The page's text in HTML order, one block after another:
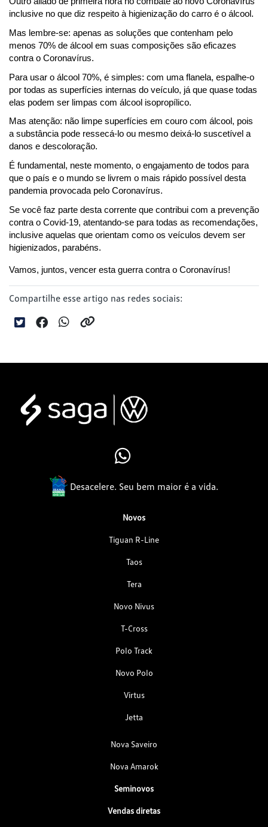
inclusive no que diz respeito à higienização do carro é o álcool.
Mas lembre-se: apenas as soluções que contenham pelo
menos 70% de álcool em suas composições são eficazes
contra o Coronavírus.
Para usar o álcool 70%, é simples: com uma flanela, espalhe-o
por todas as superfícies internas do veículo, já que quase todas
elas podem ser limpas com álcool isopropílico.
Mas atenção: não limpe superfícies em couro com álcool, pois
a substância pode ressecá-lo ou mesmo deixá-lo suscetível a
danos e descoloração.
É fundamental, neste momento, o engajamento de todos para
que o país e o mundo se livrem o mais rápido possível desta
pandemia provocada pelo Coronavírus.
Se você faz parte desta corrente que contribui com a prevenção
contra o Covid-19, atentando-se para todas as recomendações,
inclusive aquelas que orientam como os veículos devem ser
higienizados, parabéns.
Vamos, juntos, vencer esta guerra contra o Coronavírus!
Compartilhe esse artigo nas redes sociais:
Desacelere. Seu bem maior é a vida.
Novos
Tiguan R-Line
Taos
Tera
Novo Nivus
T-Cross
Polo Track
Novo Polo
Virtus
Jetta
Nova Saveiro
Nova Amarok
Seminovos
Vendas diretas